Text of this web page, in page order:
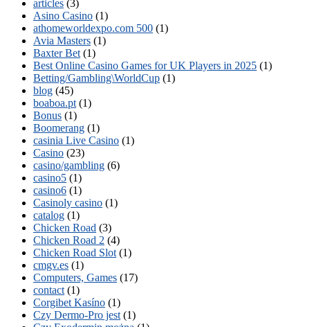
articles (3)
Asino Casino (1)
athomeworldexpo.com 500 (1)
Avia Masters (1)
Baxter Bet (1)
Best Online Casino Games for UK Players in 2025 (1)
Betting/Gambling\WorldCup (1)
blog (45)
boaboa.pt (1)
Bonus (1)
Boomerang (1)
casinia Live Casino (1)
Casino (23)
casino/gambling (6)
casino5 (1)
casino6 (1)
Casinoly casino (1)
catalog (1)
Chicken Road (3)
Chicken Road 2 (4)
Chicken Road Slot (1)
cmgv.es (1)
Computers, Games (17)
contact (1)
Corgibet Kasíno (1)
Czy Dermo-Pro jest (1)